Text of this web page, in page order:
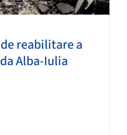
reabilitare a
Alba-Iulia